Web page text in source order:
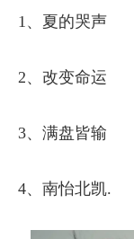
1、夏的哭声
2、改变命运
3、满盘皆输
4、南怡北凯.